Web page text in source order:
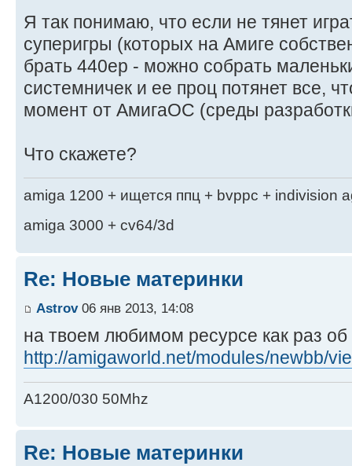
Я так понимаю, что если не тянет
суперигры (которых на Амиге
брать 440ep - можно собрать
системничек и ее проц потянет все,
момент от АмигаОС (среды
Что скажете?
amiga 1200 + ищется ппц + bvppc + indivision
amiga 3000 + cv64/3d
Re: Новые материнки
Astrov06 янв 2013, 14:08
на твоем любимом ресурсе как раз об
http://amigaworld.net/modules/newbb/
A1200/030 50Mhz
Re: Новые материнки